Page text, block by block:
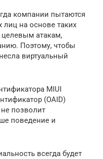
компании пытаются
на основе таких
атакам,
Поэтому, чтобы
виртуальный
MIUI
(OAID)
позволит
поведение и
всегда будет